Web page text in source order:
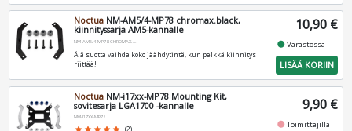
Noctua NM-AM5/4-MP78 chromax.black,
kiinnityssarja AM5-kannalle
Älä suotta vaihda koko jäähdytintä, kun pelkkä kiinnitys
riittää!
10,90 €
fiber_manual_recordVarastossa
LISÄÄ KORIIN
Noctua NM-i17xx-MP78 Mounting Kit,
sovitesarja LGA1700 -kannalle
NM-I17XX-MP78
9,90 €
fiber_manual_recordToimittajilla